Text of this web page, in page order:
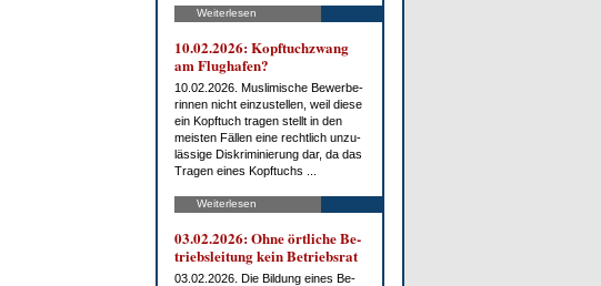
Weiterlesen
10.02.2026: Kopf­tuch­zwang
am Flug­ha­fen?
10.02.2026. Mus­li­mi­sche Be­wer­be­
rin­nen nicht ein­zu­stel­len, weil die­se
ein Kopf­tuch tra­gen stellt in den
meis­ten Fäl­len ei­ne recht­lich un­zu­
läs­si­ge Dis­kri­mi­nie­rung dar, da das
Tra­gen ei­nes Kopf­tuchs ...
Weiterlesen
03.02.2026: Oh­ne ört­li­che Be­
triebs­lei­tung kein Be­triebs­rat
03.02.2026. Die Bil­dung ei­nes Be­